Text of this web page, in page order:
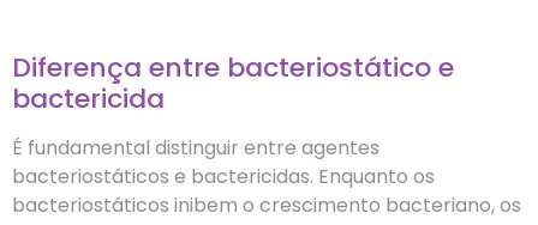
Diferença entre bacteriostático e
bactericida
É fundamental distinguir entre agentes
bacteriostáticos e bactericidas. Enquanto os
bacteriostáticos inibem o crescimento bacteriano, os